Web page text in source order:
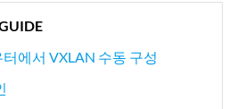
에서 VXLAN 수동 구성